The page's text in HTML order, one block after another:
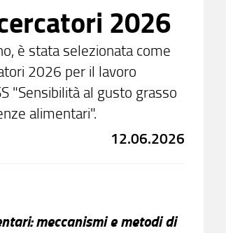
2026
è stata selezionata come
2026 per il lavoro
"Sensibilità al gusto grasso
alimentari".
12.06.2026
meccanismi e metodi di